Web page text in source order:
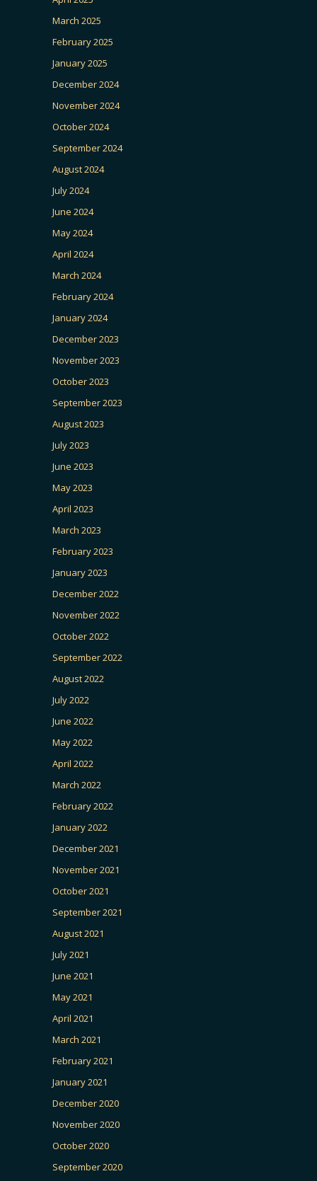
March 2025
February 2025
January 2025
December 2024
November 2024
October 2024
September 2024
August 2024
July 2024
June 2024
May 2024
April 2024
March 2024
February 2024
January 2024
December 2023
November 2023
October 2023
September 2023
August 2023
July 2023
June 2023
May 2023
April 2023
March 2023
February 2023
January 2023
December 2022
November 2022
October 2022
September 2022
August 2022
July 2022
June 2022
May 2022
April 2022
March 2022
February 2022
January 2022
December 2021
November 2021
October 2021
September 2021
August 2021
July 2021
June 2021
May 2021
April 2021
March 2021
February 2021
January 2021
December 2020
November 2020
October 2020
September 2020